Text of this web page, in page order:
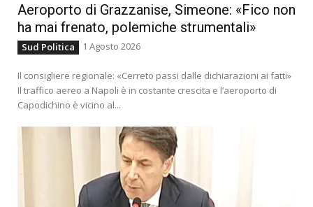
Aeroporto di Grazzanise, Simeone: «Fico non
ha mai frenato, polemiche strumentali»
Sud Politica 1 Agosto 2026
Il consigliere regionale: «Cerreto passi dalle dichiarazioni ai fatti»
Il traffico aereo a Napoli è in costante crescita e l’aeroporto di
Capodichino è vicino al...